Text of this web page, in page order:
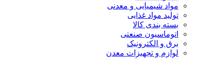
مواد شیمیایی و معدنی
تولید مواد غذایی
بسته بندی کالا
اتوماسیون صنعتی
برق و الکترونیک
لوازم و تجهیزات معدن